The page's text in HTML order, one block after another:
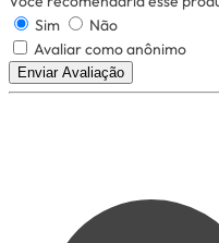
Sim
Não
Avaliar como anônimo
Enviar Avaliação